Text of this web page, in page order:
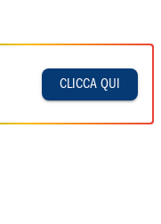
CLICCA QUI